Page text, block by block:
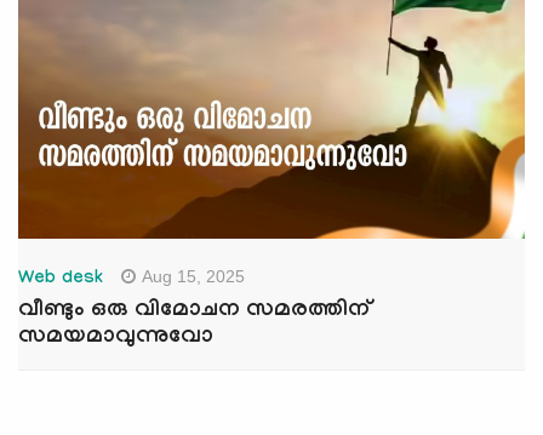
Web desk Aug 15, 2025
വീണ്ടും ഒരു വിമോചന സമരത്തിന്
സമയമാവുന്നുവോ